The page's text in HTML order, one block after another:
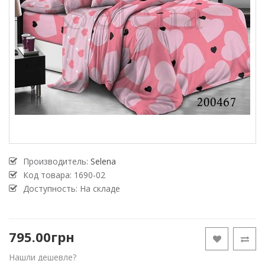
Производитель: Selena
Код товара: 1690-02
Доступность: На складе
795.00грн
Нашли дешевле?